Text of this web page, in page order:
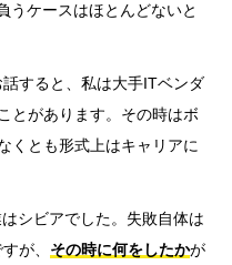
うケースはほとんどないと
すると、私は大手ITベンダ
とがあります。その時はボ
くとも形式上はキャリアに
シビアでした。失敗自体は
が、 その時に何をしたかが